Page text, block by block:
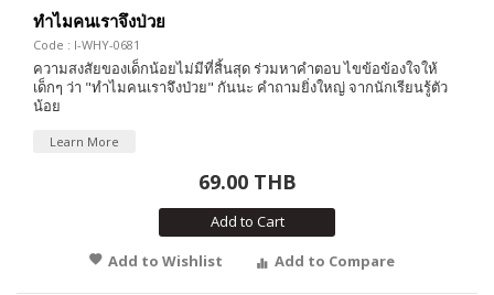
ทำไมคนเราจึงป่วย
Code : I-WHY-0681
ความสงสัยของเด็กน้อยไม่มีที่สิ้นสุด ร่วมหาคำตอบ ไขข้อข้องใจให้
เด็กๆ ว่า "ทำไมคนเราจึงป่วย" กันนะ คำถามยิ่งใหญ่ จากนักเรียนรู้ตัว
น้อย
Learn More
69.00 THB
Add to Cart
Add to Wishlist
Add to Compare